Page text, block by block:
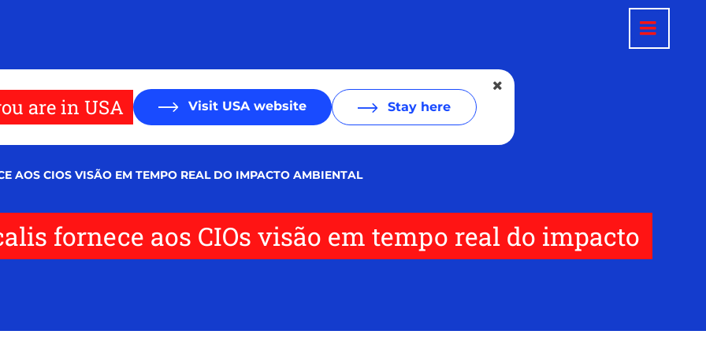
are in USA Visit USA website Stay here
AOS CIOS VISÃO EM TEMPO REAL DO IMPACTO AMBIENTAL
fornece aos CIOs visão em tempo real do impacto